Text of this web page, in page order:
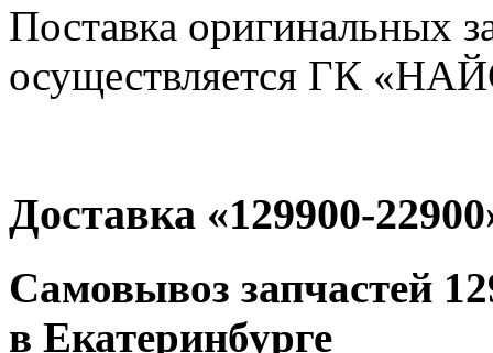
Поставка оригинальных
осуществляется ГК
Доставка «129900-
Самовывоз запчастей
в Екатеринбурге